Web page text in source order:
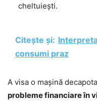
cheltuiești.
Citește și:
consumi praz
A visa o mașină
probleme financiare în